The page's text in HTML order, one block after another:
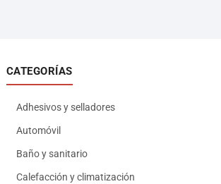
CATEGORÍAS
Adhesivos y selladores
Automóvil
Baño y sanitario
Calefacción y climatización